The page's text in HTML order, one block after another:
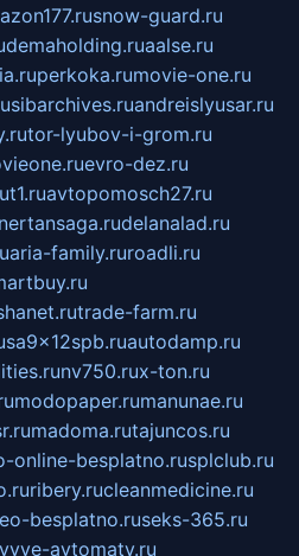
snow-guard.ru
demaholding.ruaalse.ru
perkoka.rumovie-one.ru
sibarchives.ruandreislyusar.ru
tor-lyubov-i-grom.ru
evro-dez.ru
avtopomosch27.ru
nertansaga.rudelanalad.ru
aria-family.ruroadli.ru
trade-farm.ru
autodamp.ru
nv750.rux-ton.ru
modopaper.rumanunae.ru
madoma.rutajuncos.ru
online-besplatno.rusplclub.ru
ribery.rucleanmedicine.ru
besplatno.ruseks-365.ru
avtomaty.ru